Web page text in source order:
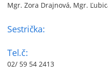
Mgr. Zora Drajnová, Mgr.
Sestrička:
Tel.č:
02/ 59 54 2413